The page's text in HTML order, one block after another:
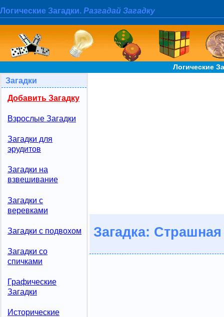
Логические Загадки. Разгадай Загадку
Логические
Загадки
Добавить Загадку
Взрослые Загадки
Загадки для
эрудитов
Загадки на
взвешивание
Загадки с
веревками
Загадки с подвохом
Загадки со
спичками
Графические
Загадки
Исторические
Загадка: